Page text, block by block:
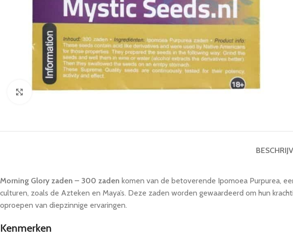
Click to enlarge
Morning Glory zaden – 300 zaden komen van de betoverende Ipomoea Purpurea,
culturen, zoals de Azteken en Maya’s. Deze zaden worden gewaardeerd om hun
oproepen van diepzinnige ervaringen.
Kenmerken